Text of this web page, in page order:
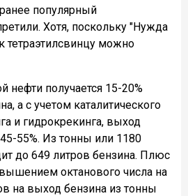
популярный
Хотя, поскольку "Нужда
тетраэтилсвинцу можно
нефти получается 15-20%
а с учетом каталитического
и гидрокрекинга, выход
55%. Из тонны или 1180
до 649 литров бензина. Плюс
октанового числа на
на выход бензина из тонны